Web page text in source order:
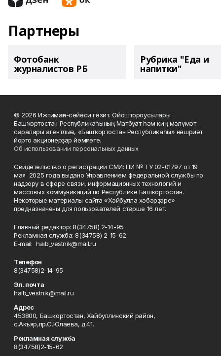
Партнеры
Фотобанк
журналистов РБ
Рубрика "Еда и
напитки"
© 2026 Ижтимағи-сәйәси гәзит. Ойоштороусылары:
Башҡортостан Республикаһының Матбуғат һәм киң мәғлүмәт
саралары агентлығы, «Башҡортостан Республикаһы» нәшриәт
йорто акционерҙар йәмғиәте.
Об использовании персональных данных
Свидетельство о регистрации СМИ: ПИ № ТУ 02-01797 от 19
мая 2025 года выдано Управлением федеральной службы по
надзору в сфере связи, информационных технологий и
массовых коммуникаций по Республике Башкортостан.
Некоторые материалы сайта «Хәйбулла хәбәрҙәре»
предназначены для пользователей старше 16 лет.
Главный редактор: 8(34758) 2-14-95
Рекламная служба: 8(34758) 2-15-62
Е-mаil: haib_vestnik@mail.ru
Телефон
8(34758)2-14-95
Эл. почта
haib_vestnik@mail.ru
Адрес
453800, Башкортостан, Хайбуллинский район,
с.Акъяр,пр.С.Юлаева, д.41.
Рекламная служба
8(34758)2-15-62